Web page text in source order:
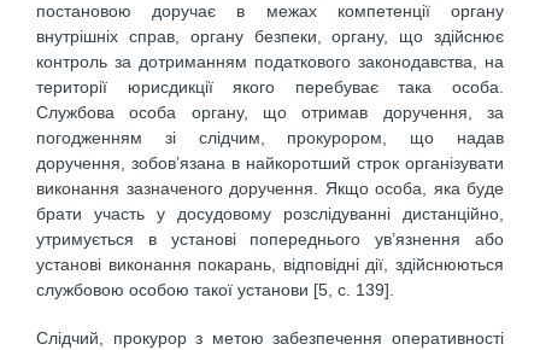
постановою доручає в межах компетенції органу
внутрішніх справ, органу безпеки, органу, що здійснює
контроль за дотриманням податкового законодавства, на
території юрисдикції якого перебуває така особа.
Службова особа органу, що отримав доручення, за
погодженням зі слідчим, прокурором, що надав
доручення, зобов’язана в найкоротший строк організувати
виконання зазначеного доручення. Якщо особа, яка буде
брати участь у досудовому розслідуванні дистанційно,
утримується в установі попереднього ув’язнення або
установі виконання покарань, відповідні дії, здійснюються
службовою особою такої установи [5, c. 139].
Слідчий, прокурор з метою забезпечення оперативності